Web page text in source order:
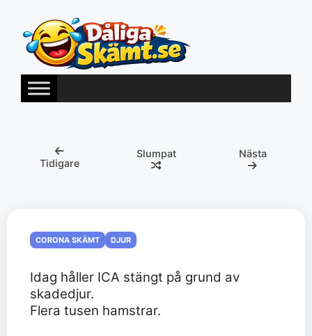
innehåll
Tidigare
Slumpat Nästa
CORONA SKÄMT DJUR
Idag håller ICA stängt på grund av
skadedjur.
Flera tusen hamstrar.